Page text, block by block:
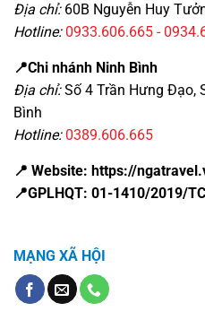
Địa chỉ:60B Nguyễn Huy
Hotline: 0933.606.665 -
📍Chi nhánh Ninh Bình
Địa chỉ:Số 4 Trần Hưng Đạo,
Bình
Hotline:0389.606.665
📍 Website: https://
📍GPLHQT: 01-1410/2019/
MẠNG XÃ HỘI